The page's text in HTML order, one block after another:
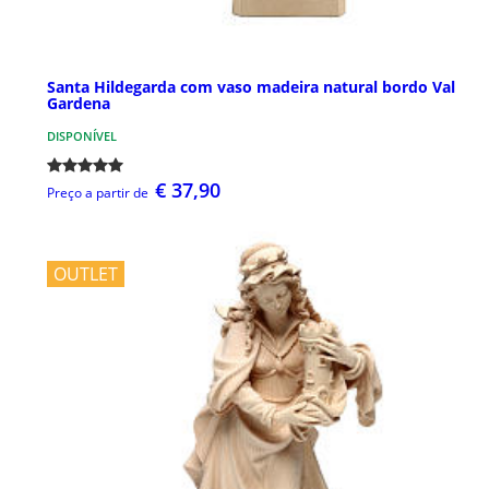
Santa Hildegarda com vaso madeira natural bordo Val
Gardena
DISPONÍVEL
Preço a partir de € 37,90
OUTLET